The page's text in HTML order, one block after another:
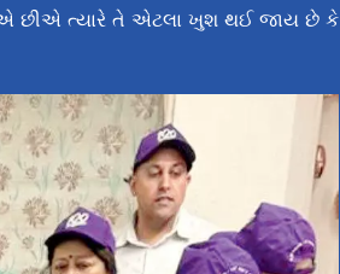
છીએ ત્યારે તે એટલા ખુશ થઈ જાય છે કે